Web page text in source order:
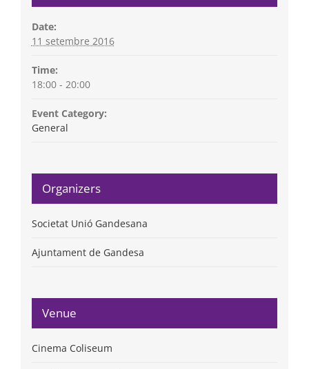
Date:
11 setembre 2016
Time:
18:00 - 20:00
Event Category:
General
Organizers
Societat Unió Gandesana
Ajuntament de Gandesa
Venue
Cinema Coliseum